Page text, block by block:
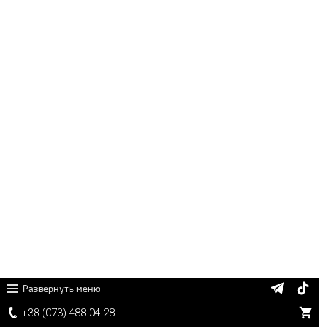
+38 (073) 488-04-28
Развернуть меню